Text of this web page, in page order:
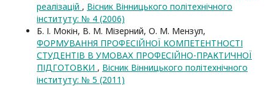
реалізацій , Вісник Вінницького політехнічного
інституту: № 4 (2006)
Б. І. Мокін, В. М. Мізерний, О. М. Мензул,
ФОРМУВАННЯ ПРОФЕСІЙНОЇ КОМПЕТЕНТНОСТІ
СТУДЕНТІВ В УМОВАХ ПРОФЕСІЙНО-ПРАКТИЧНОЇ
ПІДГОТОВКИ , Вісник Вінницького політехнічного
інституту: № 5 (2011)